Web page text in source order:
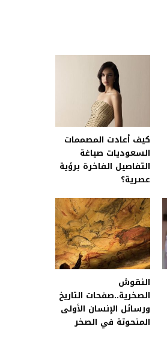
كيف أعادت المصممات
السعوديات صياغة
التفاصيل الفاخرة برؤية
عصرية؟
النقوش
الصخرية..صفحات التاريخ
ورسائل الإنسان الأولى
المنحوتة في الصخر